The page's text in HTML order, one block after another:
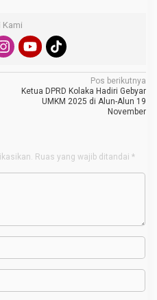
Kami
Pos berikutnya
Ketua DPRD Kolaka Hadiri Gebyar
UMKM 2025 di Alun-Alun 19
November
Ruas yang wajib ditandai *